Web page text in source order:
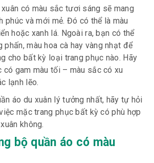
xuân có màu sắc tươi sáng sẽ mang
phúc và mới mẻ. Đó có thể là màu
hoặc xanh lá. Ngoài ra, bạn có thể
phấn, màu hoa cà hay vàng nhạt để
cho bất kỳ loại trang phục nào. Hãy
có gam màu tối – màu sắc có xu
lạnh lẽo.
áo du xuân lý tưởng nhất, hãy tự hỏi
mặc trang phục bất kỳ có phù hợp
không.
bộ quần áo có màu